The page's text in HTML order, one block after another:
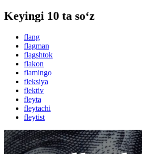
Keyingi 10 ta so‘z
flang
flagman
flagshtok
flakon
flamingo
fleksiya
flektiv
fleyta
fleytachi
fleytist